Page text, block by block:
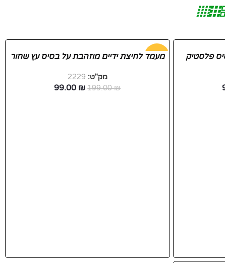
פלסטיק -50%
מעמד לחיצת ידיים מוזהבת על בסיס עץ שחור
מק"ט: 2229
199.00₪
99.00 ₪